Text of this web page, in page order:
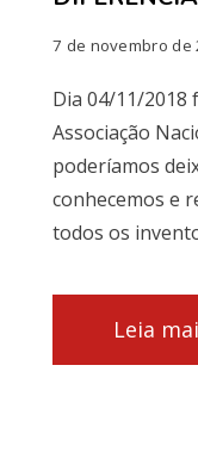
7 de novembro de
Dia 04/11/2018
Associação
poderíamos
conhecemos e
todos os
Leia